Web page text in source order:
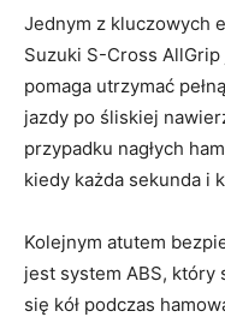
Jednym ‌z kluczowych‌
Suzuki‌ S-Cross
‍pomaga utrzymać
jazdy po⁤ śliskiej
przypadku nagłych
kiedy każda⁣ sekunda i
Kolejnym atutem
⁤jest system ABS, który
się kół podczas